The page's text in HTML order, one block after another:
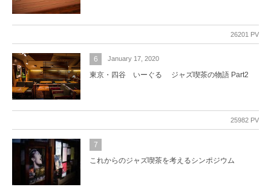
26201 PV
6 January 17, 2020
東京・四谷 いーぐる ジャズ喫茶の物語 Part2
25982 PV
7
これからのジャズ喫茶を考えるシンポジウム